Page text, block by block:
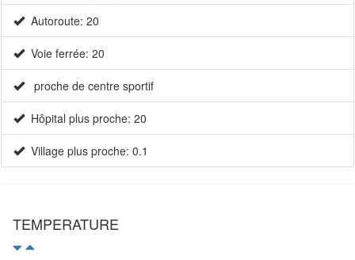
Autoroute: 20
Voie ferrée: 20
proche de centre sportif
Hôpital plus proche: 20
Village plus proche: 0.1
TEMPERATURE